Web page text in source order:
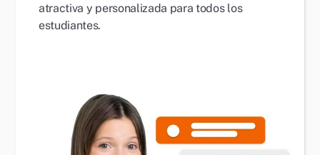
atractiva y personalizada para todos los
estudiantes.